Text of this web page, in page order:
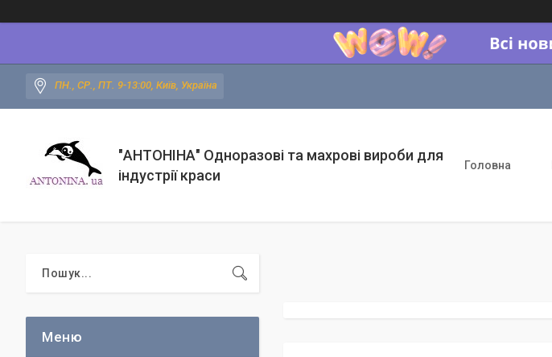
ПН., СР., ПТ. 9-13:00, Київ, Україна
"АНТОНІНА" Одноразові та махрові вироби для
індустрії краси
Головна